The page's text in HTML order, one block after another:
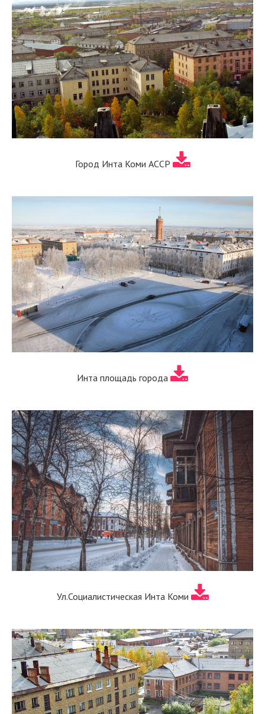
Город Инта Коми АССР
Инта площадь города
Ул.Социалистическая Инта Коми